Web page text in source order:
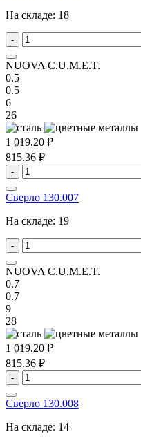
На складе: 18
-
NUOVA C.U.M.E.T.
0.5
0.5
6
26
1 019.20 ₽
815.36 ₽
-
Сверло 130.007
На складе: 19
-
NUOVA C.U.M.E.T.
0.7
0.7
9
28
1 019.20 ₽
815.36 ₽
-
Сверло 130.008
На складе: 14